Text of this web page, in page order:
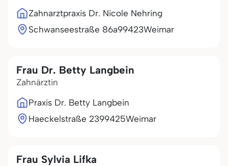
Zahnarztpraxis Dr. Nicole Nehring
Schwanseestraße 86a99423Weimar
Frau Dr. Betty Langbein
Zahnärztin
Praxis Dr. Betty Langbein
Haeckelstraße 2399425Weimar
Frau Sylvia Lifka